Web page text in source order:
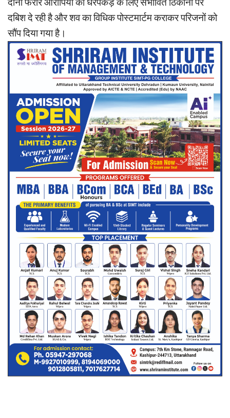
दोनों फरार आरोपियों की धरपकड़ के लिए संभावित ठिकानों पर
दबिश दे रही है और शव का विधिक पोस्टमार्टम कराकर परिजनों को
सौंप दिया गया है।